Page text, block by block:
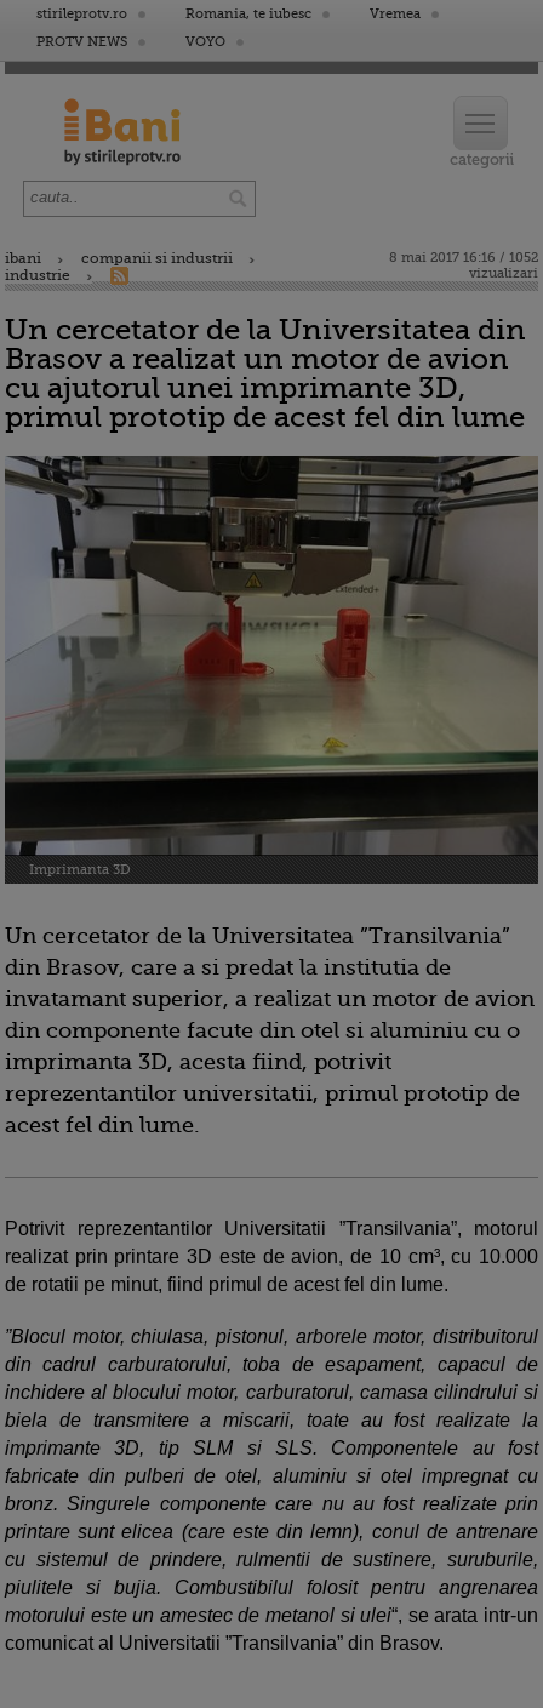
stirileprotv.ro Romania, te iubesc
Vremea
PROTV NEWS
VOYO
ibani
companii si industrii
industrie
8 mai 2017 16:16 / 1052
vizualizari
Un cercetator de la Universitatea din
Brasov a realizat un motor de avion
cu ajutorul unei imprimante 3D,
primul prototip de acest fel din lume
Imprimanta 3D
Un cercetator de la Universitatea ”Transilvania”
din Brasov, care a si predat la institutia de
invatamant superior, a realizat un motor de avion
din componente facute din otel si aluminiu cu o
imprimanta 3D, acesta fiind, potrivit
reprezentantilor universitatii, primul prototip de
acest fel din lume.
Potrivit reprezentantilor Universitatii ”Transilvania”, motorul
realizat prin printare 3D este de avion, de 10 cm³, cu 10.000
de rotatii pe minut, fiind primul de acest fel din lume.
”Blocul motor, chiulasa, pistonul, arborele motor, distribuitorul
din cadrul carburatorului, toba de esapament, capacul de
inchidere al blocului motor, carburatorul, camasa cilindrului si
biela de transmitere a miscarii, toate au fost realizate la
imprimante 3D, tip SLM si SLS. Componentele au fost
fabricate din pulberi de otel, aluminiu si otel impregnat cu
bronz. Singurele componente care nu au fost realizate prin
printare sunt elicea (care este din lemn), conul de antrenare
cu sistemul de prindere, rulmentii de sustinere, suruburile,
piulitele si bujia. Combustibilul folosit pentru angrenarea
motorului este un amestec de metanol si ulei“, se arata intr-un
comunicat al Universitatii ”Transilvania” din Brasov.